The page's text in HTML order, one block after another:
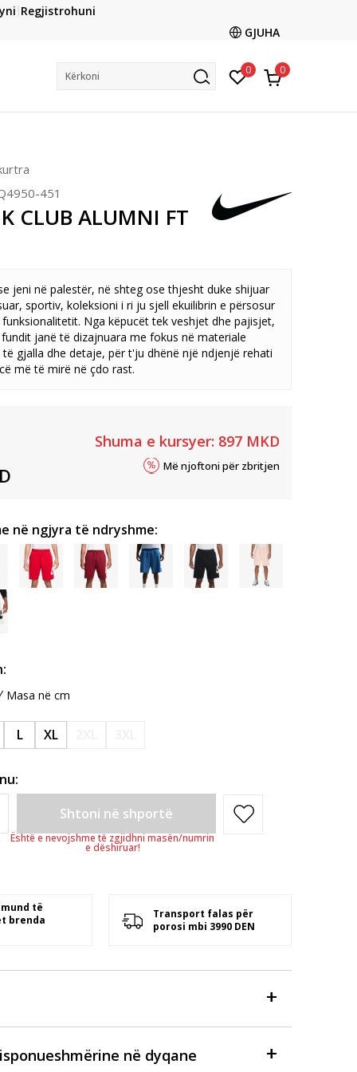
CLICK & COLLECT
me kartë online dhe bëni tërheqjen në dyqanin që ju
Regjistrohuni
GJUHA
Kërkoni 0 0
451
CLUB ALUMNI FT
jeni në palestër, në shteg ose thjesht duke shijuar
sportiv, koleksioni i ri ju sjell ekuilibrin e përsosur
Nga këpucët tek veshjet dhe pajisjet,
janë të dizajnuara me fokus në materiale
gjalla dhe detaje, për t'ju dhënë një ndjenjë rehati
më të mirë në çdo rast.
Shuma e kursyer: 897 MKD
Më njoftoni për zbritjen
në ngjyra të ndryshme:
Masa në cm
L XL
Shtoni në shportë
Është e nevojshme të zgjidhni masën/numrin
e dëshiruar!
të
brenda
Transport falas për
porosi mbi 3990 DEN
në dyqane